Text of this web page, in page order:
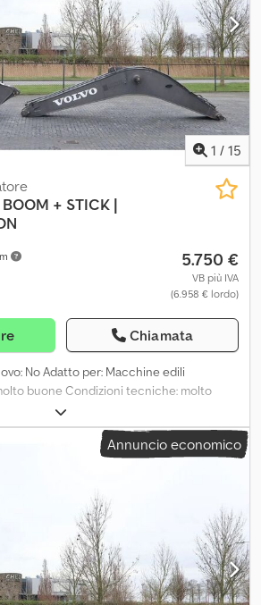
1 / 15
+ STICK |
5.750 €
VB più IVA
(6.958 € lordo)
Chiamata
No Adatto per: Macchine edili
buone Condizioni tecniche: molto
molto buone Dodpfxozix Icj Ad Sjwa
Annuncio economico